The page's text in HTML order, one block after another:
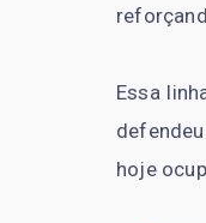
Essa
hoje